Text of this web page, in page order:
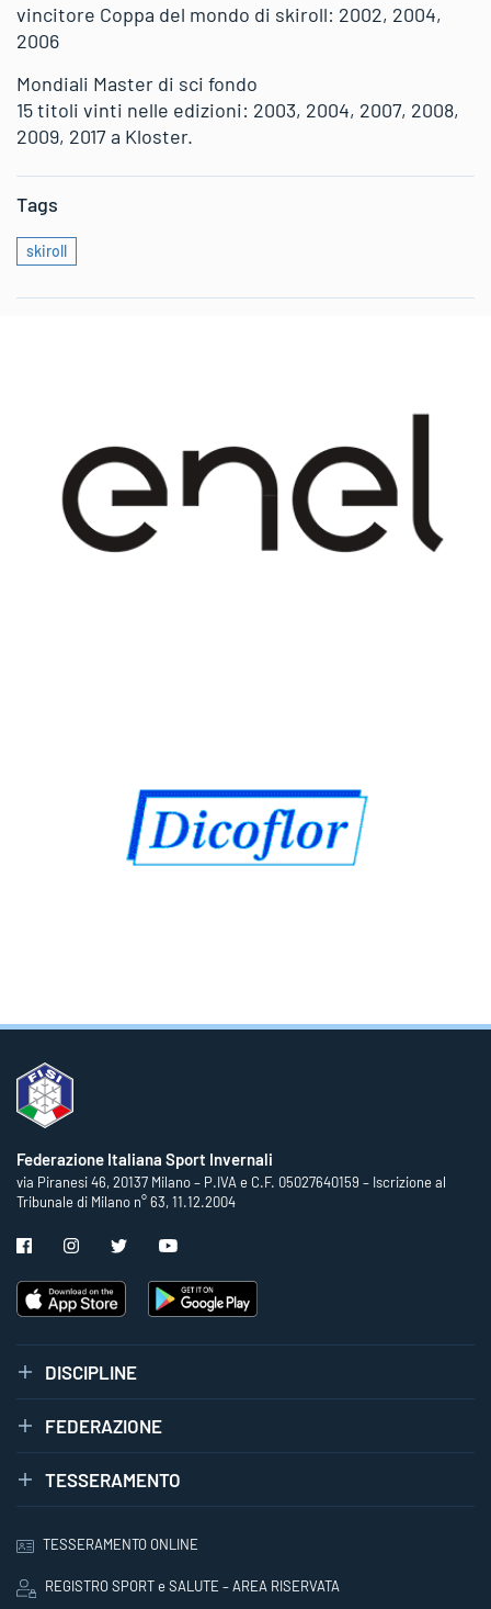
vincitore Coppa del mondo di skiroll: 2002, 2004,
2006
Mondiali Master di sci fondo
15 titoli vinti nelle edizioni: 2003, 2004, 2007, 2008,
2009, 2017 a Kloster.
Tags
skiroll
Federazione Italiana Sport Invernali
via Piranesi 46, 20137 Milano – P.IVA e C.F. 05027640159 – Iscrizione al
Tribunale di Milano n° 63, 11.12.2004
DISCIPLINE
FEDERAZIONE
TESSERAMENTO
TESSERAMENTO ONLINE
REGISTRO SPORT e SALUTE – AREA RISERVATA